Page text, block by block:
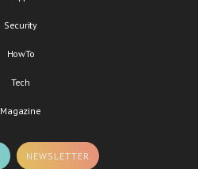
Security
HowTo
Tech
Magazine
NEWSLETTER